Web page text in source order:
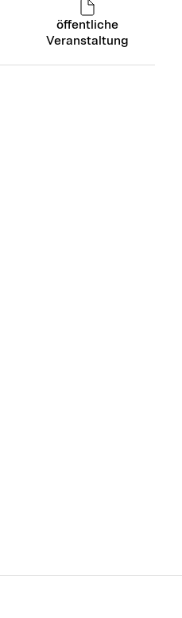
öffentliche
Veranstaltung